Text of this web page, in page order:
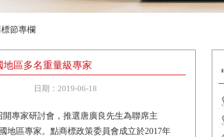
節專欄
區多名重量級專家
日期：2019-06-18
專家研討會，推選唐廣良先生為聯席主
地區專家。點商標政策委員會成立於2017年